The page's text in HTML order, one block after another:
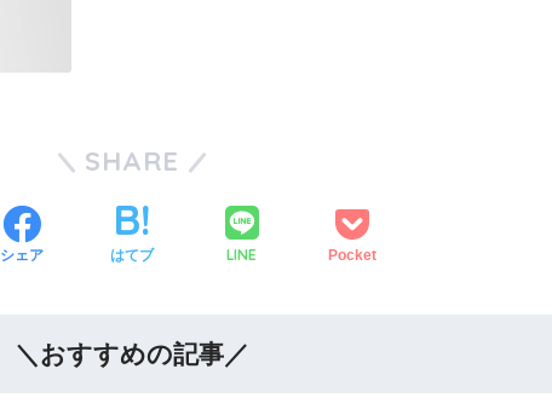
SHARE
シェア はてブ LINE Pocket
＼おすすめの記事／